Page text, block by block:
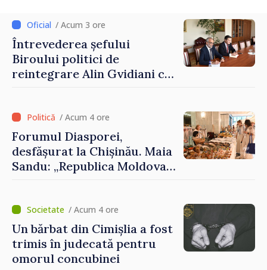
/ Acum 3 ore
Întrevederea șefului
Biroului politici de
reintegrare Alin Gvidiani cu
Crucii Roșii în Moldova
/ Acum 4 ore
Forumul Diasporei,
desfășurat la Chișinău. Maia
Sandu: „Republica Moldova
rol important în promovarea
și susținerea acestui
parcurs”
/ Acum 4 ore
Un bărbat din Cimișlia a fost
trimis în judecată pentru
omorul concubinei